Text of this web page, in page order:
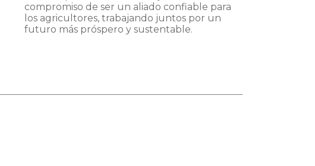
compromiso de ser un aliado confiable para
los agricultores, trabajando juntos por un
futuro más próspero y sustentable.